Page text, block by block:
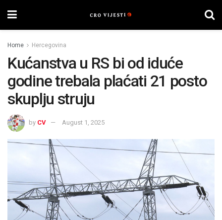
Home Hercegovina
Kućanstva u RS bi od iduće
godine trebala plaćati 21 posto
skuplju struju
by CV August 1, 2025